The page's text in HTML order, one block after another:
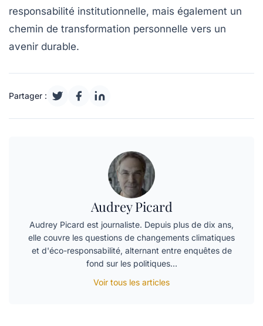
responsabilité institutionnelle, mais également un
chemin de transformation personnelle vers un
avenir durable.
Partager :
Audrey Picard
Audrey Picard est journaliste. Depuis plus de dix ans,
elle couvre les questions de changements climatiques
et d'éco-responsabilité, alternant entre enquêtes de
fond sur les politiques…
Voir tous les articles